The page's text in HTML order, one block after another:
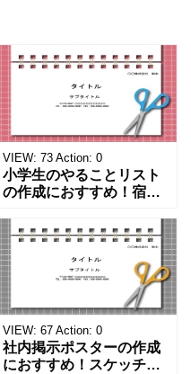
VIEW: 73 Action: 0
小学生のやることリスト
の作成におすすめ！宿題
事をまとめたい時のフォ
ーマットにおすすめしま
す。 ノートタイプのフォ
ーマットで文字入れをし
やすく、壁に貼ってもか
わいいデザインです。お
子さんが見てもテンショ
ンが上がるテンプレ
VIEW: 67 Action: 0
社内掲示ポスターの作成
におすすめ！スケッチブ